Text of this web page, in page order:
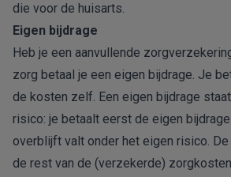
die voor de huisarts.
Eigen bijdrage
Heb je een aanvullende
zorg betaal je een eigen bijdrage. Je
de kosten zelf. Een eigen bijdrage
risico: je betaalt eerst de eigen
overblijft valt onder het eigen risico.
de rest van de (verzekerde)